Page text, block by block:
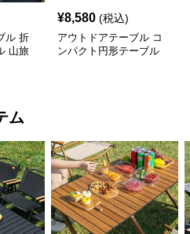
ル 折
山旅
¥8,580 (税込)
アウトドアテーブル コ
ンパクト円形テーブル
ム